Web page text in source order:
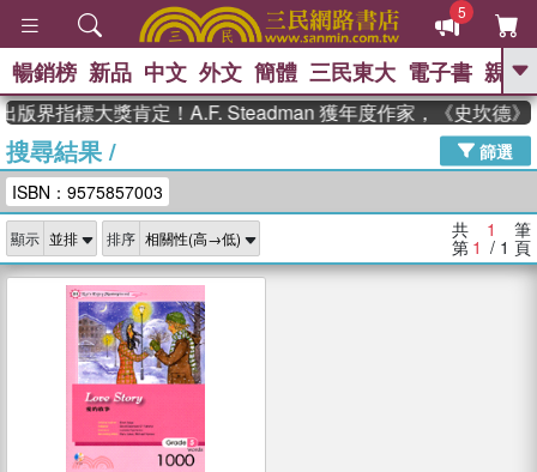
5
GO
高希均教授回憶錄
、 The Odyssey 、 父親節 、 如果歷
獎 臺灣漫遊錄 、 方念華 、 台灣的李
登輝時代
數學女孩：黎曼猜想 、
偉大的迷走神經
暢銷榜 新品 中文 外文 簡體 三民東大 電子書 親子
版界指標大獎肯定！A.F. Steadman 獲年度作家，《史坎德》
搜尋結果/
篩選
ISBN：9575857003
顯示 排序 共 1 筆
第 1 / 1 頁